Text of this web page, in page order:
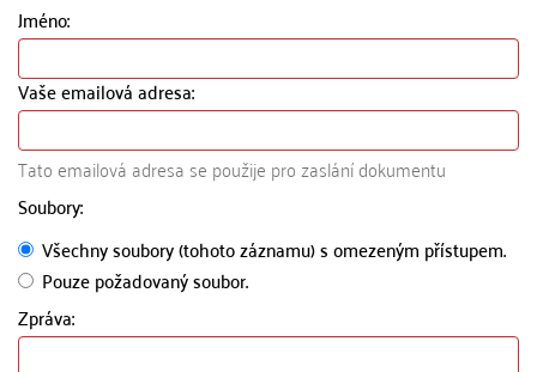
Jméno:
Vaše emailová adresa:
Tato emailová adresa se použije pro zaslání dokumentu
Soubory:
Všechny soubory (tohoto záznamu) s omezeným přístupem.
Pouze požadovaný soubor.
Zpráva: